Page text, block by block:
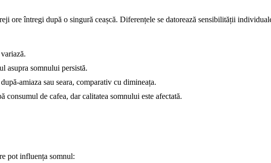
ore întregi după o singură ceașcă. Diferențele se datorează sensibilității
asupra somnului persistă.
amiaza sau seara, comparativ cu dimineața.
consumul de cafea, dar calitatea somnului este afectată.
pot influența somnul: